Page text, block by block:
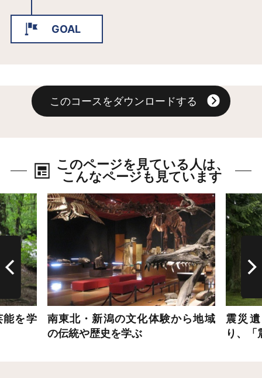
GOAL
このコースをダウンロードする
このページを見ている人は、
こんなページも見ています
能を学
南東北・新潟の文化体験から地域
の伝統や歴史を学ぶ
詳細はこちら
震災
り、
詳細は